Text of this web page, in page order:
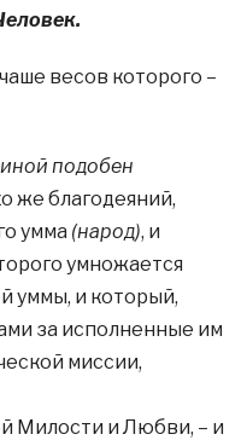
весов которого –
подобен
же благодеяний,
умма (народ), и
умножается
уммы, и который,
за исполненные им
миссии,
Милости и Любви, – и